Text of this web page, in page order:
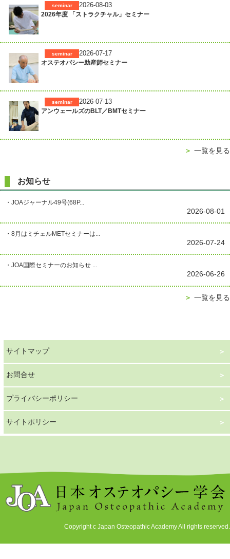
2026-08-03
seminar
2026年度 「ストラクチャル」セミナー
2026-07-17
seminar
オステオパシー助産師セミナー
2026-07-13
seminar
アンウェールズのBLT／BMTセミナー
＞ 一覧を見る
お知らせ
・JOAジャーナル49号(68P...
2026-08-01
・8月はミチェルMETセミナーは...
2026-07-24
・JOA国際セミナーのお知らせ ...
2026-06-26
＞ 一覧を見る
サイトマップ
お問合せ
プライバシーポリシー
サイトポリシー
Copyright c Japan Osteopathic Academy All rights reserved.